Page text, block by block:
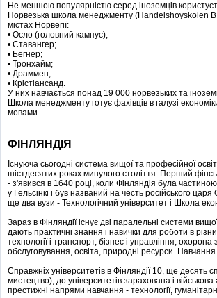
Не меншою популярністю серед іноземців
Норвезька школа менеджменту (Handelshoyskolen
містах Норвегії:
• Осло (головний кампус);
• Ставангер;
• Бегнер;
• Тронхайм;
• Драммен;
• Крістіансанд.
У них навчається понад 19 000 норвезьких та
Школа менеджменту готує фахівців в галузі
мовами.
ФІНЛЯНДІЯ
Існуюча сьогодні система вищої та професійної
шістдесятих роках минулого століття. Перший
- з'явився в 1640 році, коли Фінляндія була
у Гельсінкі і був названий на честь російського
ще два вузи - Технологічний університет і Школа
Зараз в Фінляндії існує дві паралельні системи
дають практичні знання і навички для роботи в
технології і транспорт, бізнес і управління,
обслуговування, освіта, природні ресурси.
Справжніх університетів в Фінляндії 10, ще десять
мистецтво), до університетів зарахована і
престижні напрями навчання - технології,